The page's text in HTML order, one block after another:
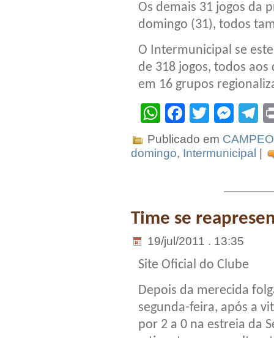
Os demais 31 jogos da
domingo (31), todos
O Intermunicipal se
de 318 jogos, todos aos
em 16 grupos
WhatsApp
Facebook
Twitter
Publicado em
domingo, Intermunicipal
Time se
19/jul/2011 . 13:35
Site Oficial do Clube
Depois da merecida
segunda-feira, após a
por 2 a 0 na estreia da